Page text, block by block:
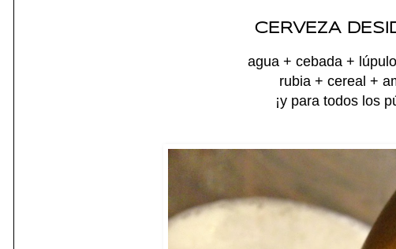
CERVEZA
agua + cebada + lúpulo
rubia + cereal +
¡y para todos los